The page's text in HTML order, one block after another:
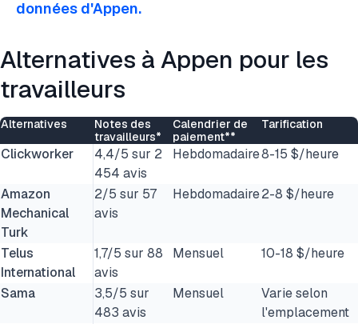
données d'Appen.
Alternatives à Appen pour les
travailleurs
Alternatives
Notes des
travailleurs*
Calendrier de
paiement**
Tarification
Clickworker
4,4/5 sur 2
454 avis
Hebdomadaire8-15 $/heure
Amazon
Mechanical
Turk
2/5 sur 57
avis
Hebdomadaire2-8 $/heure
Telus
International
1,7/5 sur 88
avis
Mensuel 10-18 $/heure
Sama
3,5/5 sur
483 avis
Mensuel
Varie selon
l'emplacement